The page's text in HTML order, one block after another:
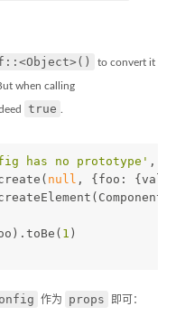
to convert it
when calling
true
has no prototype' ,
null , { foo : {
1 )
作为 props 即可：